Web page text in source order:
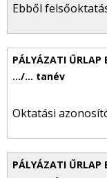
Ebből
Oktatási